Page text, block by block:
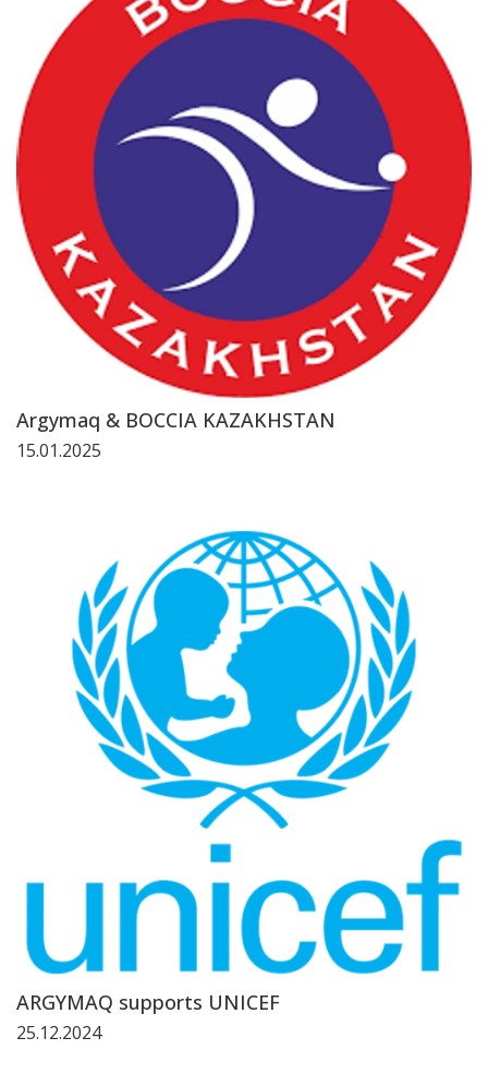
Argymaq & BOCCIA KAZAKHSTAN
15.01.2025
ARGYMAQ supports UNICEF
25.12.2024